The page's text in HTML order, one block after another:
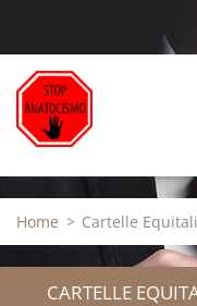
Home > Cartelle
CARTELLE